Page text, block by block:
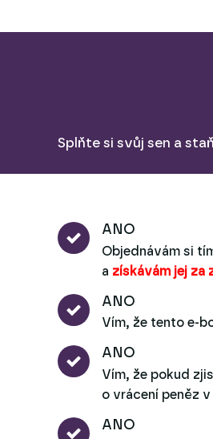
Splňte si svůj sen a
ANO
Objednávám si
a získávám jej za
ANO
Vím, že tento e-
ANO
Vím, že pokud
o vrácení peněz
ANO